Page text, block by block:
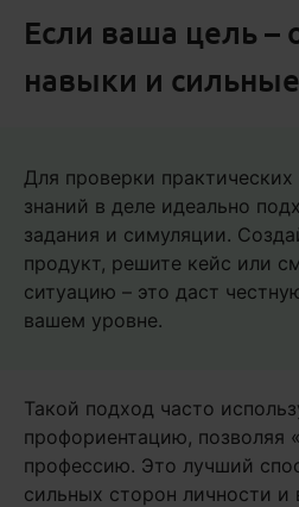
Если ваша цель –
навыки и
Для проверки
знаний в деле идеально
задания и симуляции.
продукт, решите кейс или
ситуацию – это даст
вашем уровне.
Такой подход часто
профориентацию, позволяя
профессию. Это лучший
сильных сторон личности и